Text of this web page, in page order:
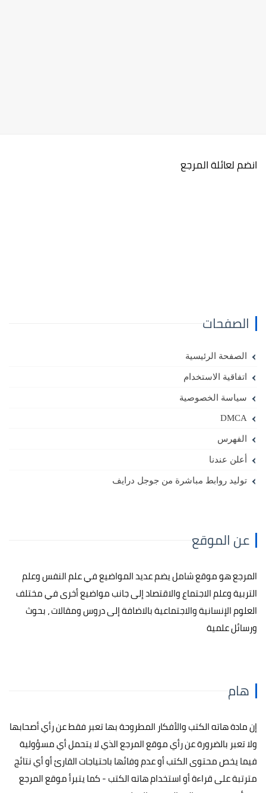
انضم لعائلة المرجع
الصفحات
الصفحة الرئيسية
اتفاقية الاستخدام
سياسة الخصوصية
DMCA
الفهرس
أعلن عندنا
توليد روابط مباشرة من جوجل درايف
عن الموقع
المرجع هو موقع شامل يضم عديد المواضيع في علم النفس وعلم
التربية وعلم الاجتماع والاقتصاد إلى جانب مواضيع أخرى في مختلف
العلوم الإنسانية والاجتماعية بالاضافة إلى دروس ومقالات ، بحوث
ورسائل علمية
هام
إن مادة هاته الكتب والأفكار المطروحة بها تعبر فقط عن رأي أصحابها
ولا تعبر بالضرورة عن رأي موقع المرجع الذي لا يتحمل أي مسؤولية
فيما يخص محتوى الكتب أو عدم وفائها باحتياجات القارئ أو أي نتائج
مترتبة على قراءة أو استخدام هاته الكتب - كما يتبرأ موقع المرجع